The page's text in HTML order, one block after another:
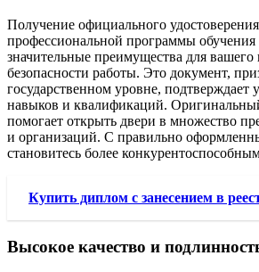
Получение официального
профессиональной программы обучения
значительные преимущества для вашего
безопасности работы. Это документ,
государственном уровне, подтверждает
навыков и квалификаций.
помогает открыть двери в множество
и организаций. С правильно
становитесь более
Купить диплом с занесением в
Высокое качество и